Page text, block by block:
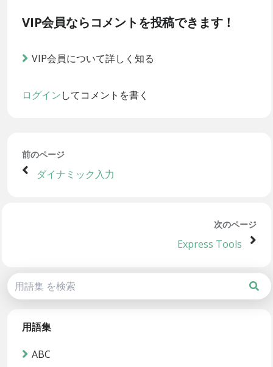
VIP会員ならコメントを投稿できます！
VIP会員について詳しく知る
ログインしてコメントを書く
前のページ
ダイナミック入力
次のページ
Express Tools
用語集
ABC